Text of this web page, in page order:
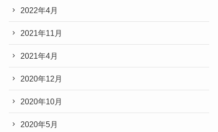
2022年4月
2021年11月
2021年4月
2020年12月
2020年10月
2020年5月